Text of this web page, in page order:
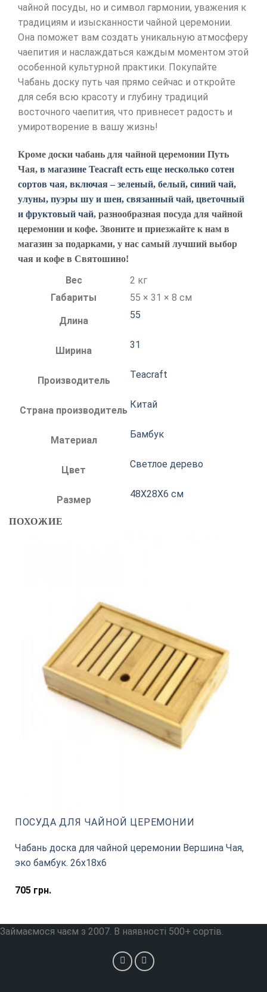
чайной посуды, но и символ гармонии, уважения к
традициям и изысканности чайной церемонии.
Она поможет вам создать уникальную атмосферу
чаепития и наслаждаться каждым моментом этой
особенной культурной практики. Покупайте
Чабань доску путь чая прямо сейчас и откройте
для себя всю красоту и глубину традиций
восточного чаепития, что привнесет радость и
умиротворение в вашу жизнь!
Кроме доски чабань для чайной церемонии Путь
Чая, в магазине Teacraft есть еще несколько сотен
сортов чая, включая – зеленый, белый, синий чай,
улуны, пуэры шу и шен, связанный чай, цветочный
и фруктовый чай, разнообразная посуда для чайной
церемонии и кофе. Звоните и приезжайте к нам в
магазин за подарками, у нас самый лучший выбор
чая и кофе в Святошино!
Вес
2 кг
Габариты
55 × 31 × 8 см
Длина
55
Ширина
31
Производитель
Teacraft
Страна производитель
Китай
Материал
Бамбук
Цвет
Светлое дерево
Размер
48Х28Х6 см
ПОХОЖИЕ
ПОСУДА ДЛЯ ЧАЙНОЙ ЦЕРЕМОНИИ
Чабань доска для чайной церемонии Вершина Чая,
эко бамбук. 26х18х6
705грн.
Займаємося чаєм з 2007. В наявності 500+ сортів.